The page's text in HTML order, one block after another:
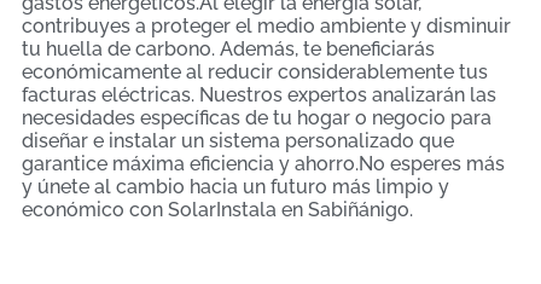
contribuyes a proteger el medio ambiente y disminuir
tu huella de carbono. Además, te beneficiarás
económicamente al reducir considerablemente tus
facturas eléctricas. Nuestros expertos analizarán las
necesidades específicas de tu hogar o negocio para
diseñar e instalar un sistema personalizado que
garantice máxima eficiencia y ahorro.No esperes más
y únete al cambio hacia un futuro más limpio y
económico con SolarInstala en Sabiñánigo.